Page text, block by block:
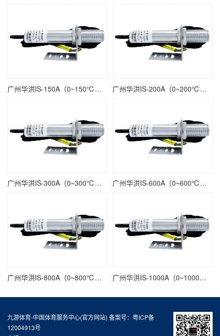
广州华洪IS-150A（0~150℃）低温高速精准经济型固定安装非接触式在线式工业红外测温仪 广州华洪IS-200A（0~200℃）低温高速精准经济型固定安装非接触式在线式工业红外测温仪
广州华洪IS-300A（0~300℃）低温高速精准经济型固定安装非接触式在线式工业红外测温仪 广州华洪IS-600A（0~600℃）低温高速精准经济型固定安装非接触式在线式工业红外测温仪
广州华洪IS-800A（0~800℃）高温高速精准经济型固定安装非接触式在线式工业红外测温仪 广州华洪IS-1000A（0~1000℃）高温高速精准经济型固定安装非接触式在线式工业红外测温仪
九游体育-中国体育服务中心(官方网站) 备案号： 粤ICP备
12004913号